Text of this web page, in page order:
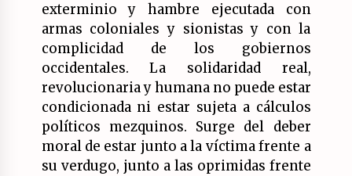
16/07/2026
Declaración de Estambul por un Frente Común
contra la OTAN, el Imperialismo y la Guerra.
14/07/2026
El fuego no tiene la culpa en Los Gallardos
(Almería)
14/07/2026
exterminio y hambre ejecutada con
armas coloniales y sionistas y con la
complicidad de los gobiernos
occidentales. La solidaridad real,
revolucionaria y humana no puede estar
condicionada ni estar sujeta a cálculos
políticos mezquinos. Surge del deber
moral de estar junto a la víctima frente a
su verdugo, junto a las oprimidas frente